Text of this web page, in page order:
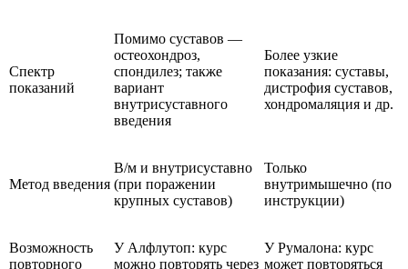
Спектр
показаний
Помимо суставов —
остеохондроз,
спондилез; также
вариант
внутрисуставного
введения
Более узкие
показания: суставы,
дистрофия суставов,
хондромаляция и др.
Метод введения
В/м и внутрисуставно
(при поражении
крупных суставов)
Только
внутримышечно (по
инструкции)
Возможность
повторного
У Алфлутоп: курс
можно повторять через
У Румалона: курс
может повторяться